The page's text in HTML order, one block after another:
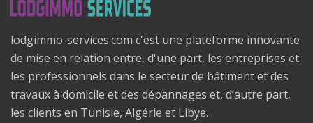
lodgimmo-services.com c'est une plateforme innovante
de mise en relation entre, d'une part, les entreprises et
les professionnels dans le secteur de bâtiment et des
travaux à domicile et des dépannages et, d’autre part,
les clients en Tunisie, Algérie et Libye.